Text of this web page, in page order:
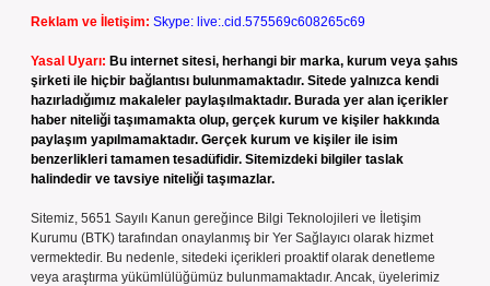
Reklam ve İletişim: Skype: live:.cid.575569c608265c69
Yasal Uyarı: Bu internet sitesi, herhangi bir marka, kurum veya şahıs
şirketi ile hiçbir bağlantısı bulunmamaktadır. Sitede yalnızca kendi
hazırladığımız makaleler paylaşılmaktadır. Burada yer alan içerikler
haber niteliği taşımamakta olup, gerçek kurum ve kişiler hakkında
paylaşım yapılmamaktadır. Gerçek kurum ve kişiler ile isim
benzerlikleri tamamen tesadüfidir. Sitemizdeki bilgiler taslak
halindedir ve tavsiye niteliği taşımazlar.
Sitemiz, 5651 Sayılı Kanun gereğince Bilgi Teknolojileri ve İletişim
Kurumu (BTK) tarafından onaylanmış bir Yer Sağlayıcı olarak hizmet
vermektedir. Bu nedenle, sitedeki içerikleri proaktif olarak denetleme
veya araştırma yükümlülüğümüz bulunmamaktadır. Ancak, üyelerimiz